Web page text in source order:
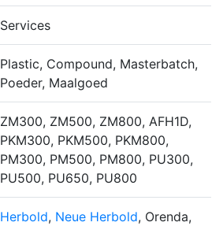
Services
Plastic, Compound, Masterbatch,
Poeder, Maalgoed
ZM300, ZM500, ZM800, AFH1D,
PKM300, PKM500, PKM800,
PM300, PM500, PM800, PU300,
PU500, PU650, PU800
Herbold, Neue Herbold, Orenda,